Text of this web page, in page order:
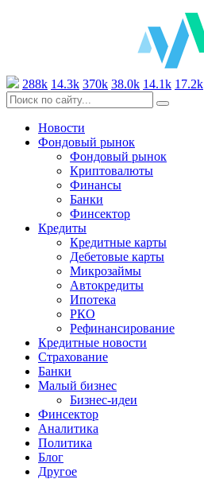
288k 14.3k 370k 38.0k 14.1k 17.2k
Новости
Фондовый рынок
Фондовый рынок
Криптовалюты
Финансы
Банки
Финсектор
Кредиты
Кредитные карты
Дебетовые карты
Микрозаймы
Автокредиты
Ипотека
РКО
Рефинансирование
Кредитные новости
Страхование
Банки
Малый бизнес
Бизнес-идеи
Финсектор
Аналитика
Политика
Блог
Другое